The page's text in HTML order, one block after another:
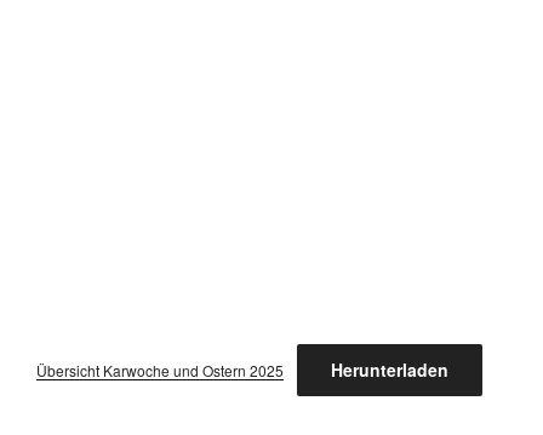
Übersicht Karwoche und Ostern 2025 Herunterladen